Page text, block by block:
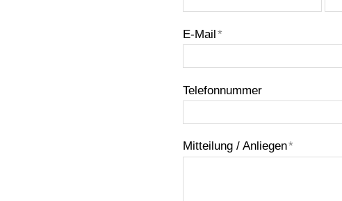
E-Mail*
Telefonnummer
Mitteilung / Anliegen*